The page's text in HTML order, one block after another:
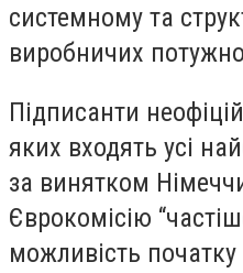
системному та
виробничих
Підписанти
яких входять усі
за винятком
Єврокомісію
можливість